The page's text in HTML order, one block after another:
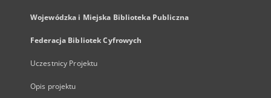
Wojewódzka i Miejska Biblioteka Publiczna
Federacja Bibliotek Cyfrowych
Uczestnicy Projektu
Opis projektu